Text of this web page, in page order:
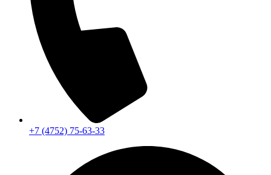
+7 (4752) 75-63-33